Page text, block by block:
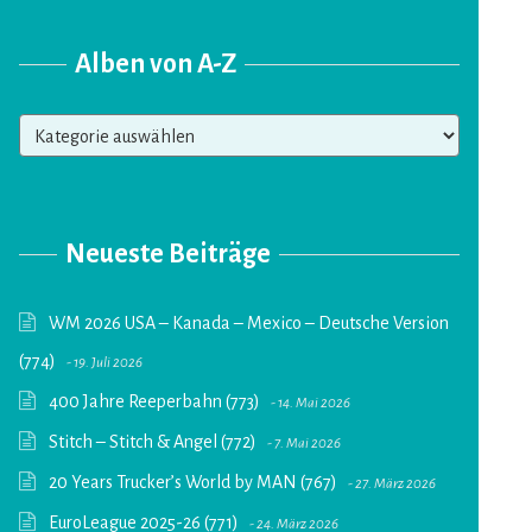
Alben von A-Z
Alben
von
Neueste Beiträge
WM 2026 USA – Kanada – Mexico – Deutsche Version
(774)
19. Juli 2026
400 Jahre Reeperbahn (773) 14. Mai 2026
Stitch – Stitch & Angel (772) 7. Mai 2026
20 Years Trucker’s World by MAN (767) 27. März 2026
EuroLeague 2025-26 (771) 24. März 2026